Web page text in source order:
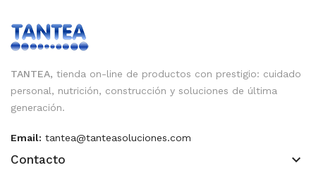
TANTEA, tienda on-line de productos con prestigio: cuidado
personal, nutrición, construcción y soluciones de última
generación.
Email: tantea@tanteasoluciones.com
Contacto keyboard_arrow_down